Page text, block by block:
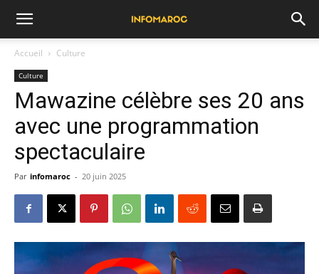
Accueil Culture
Culture
Mawazine célèbre ses 20 ans
avec une programmation
spectaculaire
Par infomaroc - 20 juin 2025